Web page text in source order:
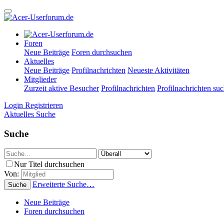
Foren
Neue Beiträge Foren durchsuchen
Aktuelles
Neue Beiträge Profilnachrichten Neueste Aktivitäten
Mitglieder
Zurzeit aktive Besucher Profilnachrichten Profilnachrichten
Login Registrieren
Aktuelles Suche
Suche
Nur Titel durchsuchen
Von:
Suche Erweiterte Suche…
Neue Beiträge
Foren durchsuchen